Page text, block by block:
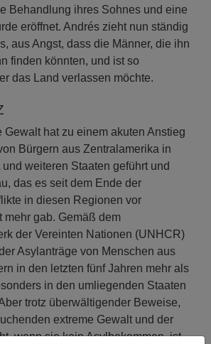
Behandlung ihres Sohnes und eine
eröffnet. Andrés zieht nun ständig
aus Angst, dass die Männer, die ihn
finden könnten, und ist so
das Land verlassen möchte.
Gewalt hat zu einem akuten Anstieg
Bürgern aus Zentralamerika in
weiteren Staaten geführt und
das es seit dem Ende der
in diesen Regionen vor
mehr gab. Gemäß dem
der Vereinten Nationen (UNHCR)
Asylanträge von Menschen aus
in den letzten fünf Jahren mehr als
in den umliegenden Staaten
trotz überwältigender Beweise,
extreme Gewalt und der
wenn sie kein Asylbekommen, ist